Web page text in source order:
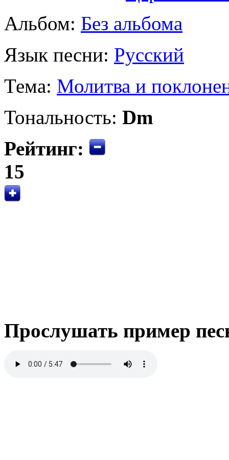
Альбом: Без альбома
Язык песни: Русский
Тема: Молитва и
Тональность: Dm
Рейтинг:
15
Прослушать пример